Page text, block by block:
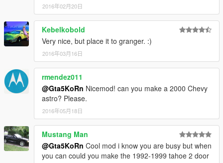
2016年02月20日
Kebelkobold
Very nice, but place it to granger. :)
2016年03月16日
rmendez011
@Gta5KoRn Nicemod! can you make a 2000 Chevy
astro? Please.
2016年05月18日
Mustang Man
@Gta5KoRn Cool mod i know you are busy but when
you can could you make the 1992-1999 tahoe 2 door